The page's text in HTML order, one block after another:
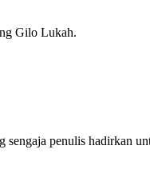
Gilo Lukah.
penulis hadirkan